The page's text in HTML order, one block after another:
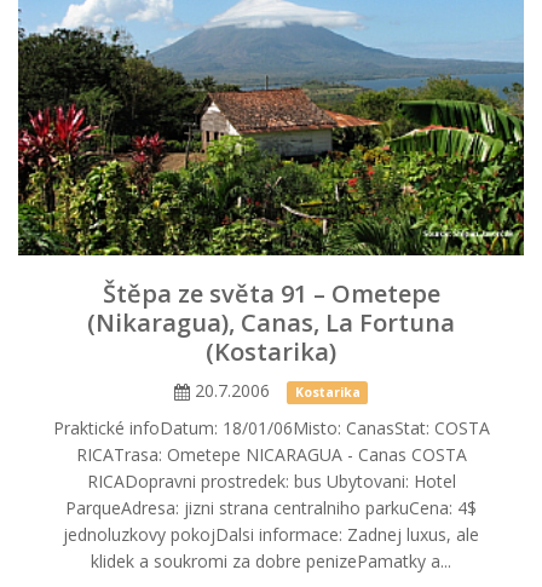
Štěpa ze světa 91 – Ometepe
(Nikaragua), Canas, La Fortuna
(Kostarika)
20.7.2006 Kostarika
Praktické infoDatum: 18/01/06Misto: CanasStat: COSTA
RICATrasa: Ometepe NICARAGUA - Canas COSTA
RICADopravni prostredek: bus Ubytovani: Hotel
ParqueAdresa: jizni strana centralniho parkuCena: 4$
jednoluzkovy pokojDalsi informace: Zadnej luxus, ale
klidek a soukromi za dobre penizePamatky a...